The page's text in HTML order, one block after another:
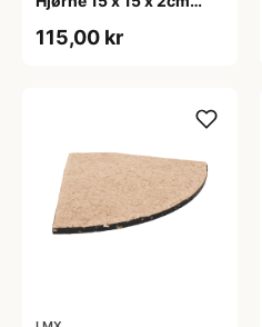
fitnessgulv
115,00 kr